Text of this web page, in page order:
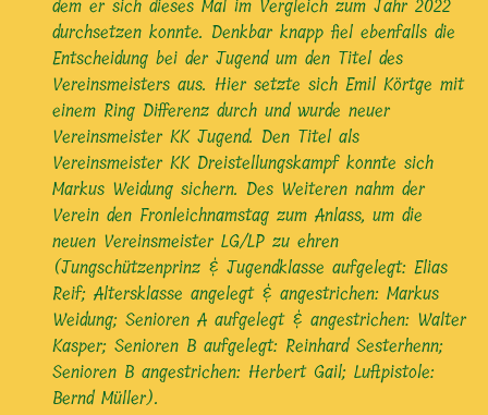
dem er sich dieses Mal im Vergleich zum Jahr 2022
durchsetzen konnte. Denkbar knapp fiel ebenfalls die
Entscheidung bei der Jugend um den Titel des
Vereinsmeisters aus. Hier setzte sich Emil Körtge mit
einem Ring Differenz durch und wurde neuer
Vereinsmeister KK Jugend. Den Titel als
Vereinsmeister KK Dreistellungskampf konnte sich
Markus Weidung sichern. Des Weiteren nahm der
Verein den Fronleichnamstag zum Anlass, um die
neuen Vereinsmeister LG/LP zu ehren
(Jungschützenprinz & Jugendklasse aufgelegt: Elias
Reif; Altersklasse angelegt & angestrichen: Markus
Weidung; Senioren A aufgelegt & angestrichen: Walter
Kasper; Senioren B aufgelegt: Reinhard Sesterhenn;
Senioren B angestrichen: Herbert Gail; Luftpistole:
Bernd Müller).